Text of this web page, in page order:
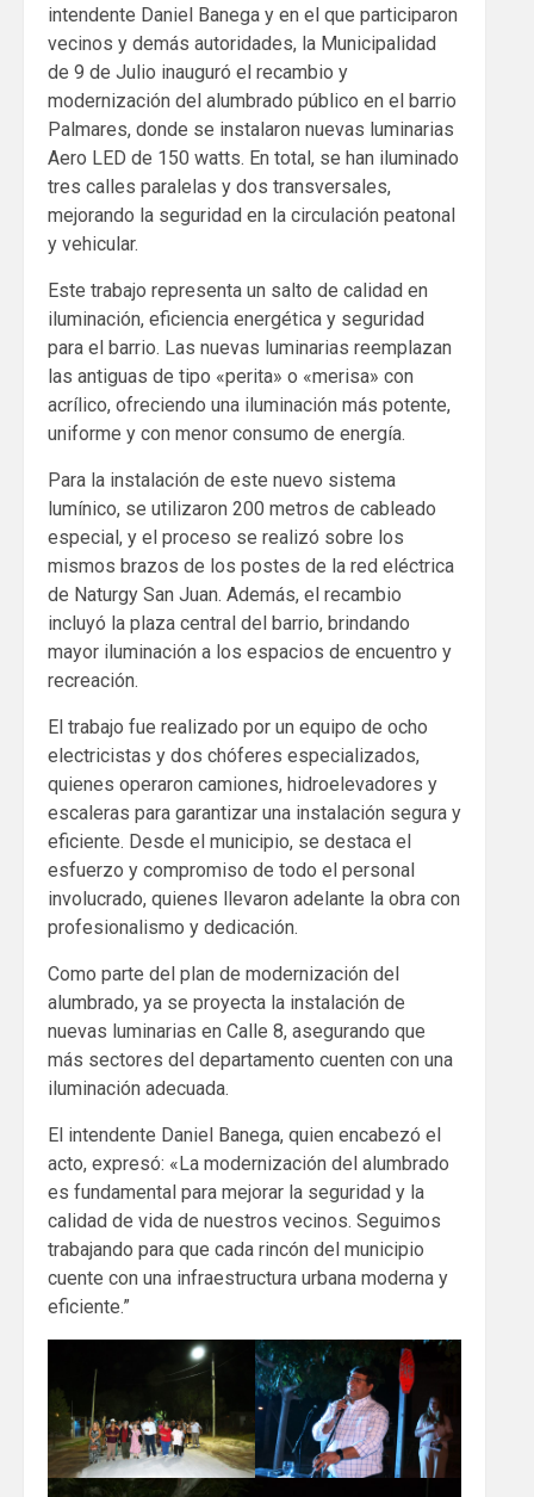
intendente Daniel Banega y en el que participaron
vecinos y demás autoridades, la Municipalidad
de 9 de Julio inauguró el recambio y
modernización del alumbrado público en el barrio
Palmares, donde se instalaron nuevas luminarias
Aero LED de 150 watts. En total, se han iluminado
tres calles paralelas y dos transversales,
mejorando la seguridad en la circulación peatonal
y vehicular.
Este trabajo representa un salto de calidad en
iluminación, eficiencia energética y seguridad
para el barrio. Las nuevas luminarias reemplazan
las antiguas de tipo «perita» o «merisa» con
acrílico, ofreciendo una iluminación más potente,
uniforme y con menor consumo de energía.
Para la instalación de este nuevo sistema
lumínico, se utilizaron 200 metros de cableado
especial, y el proceso se realizó sobre los
mismos brazos de los postes de la red eléctrica
de Naturgy San Juan. Además, el recambio
incluyó la plaza central del barrio, brindando
mayor iluminación a los espacios de encuentro y
recreación.
El trabajo fue realizado por un equipo de ocho
electricistas y dos chóferes especializados,
quienes operaron camiones, hidroelevadores y
escaleras para garantizar una instalación segura y
eficiente. Desde el municipio, se destaca el
esfuerzo y compromiso de todo el personal
involucrado, quienes llevaron adelante la obra con
profesionalismo y dedicación.
Como parte del plan de modernización del
alumbrado, ya se proyecta la instalación de
nuevas luminarias en Calle 8, asegurando que
más sectores del departamento cuenten con una
iluminación adecuada.
El intendente Daniel Banega, quien encabezó el
acto, expresó: «La modernización del alumbrado
es fundamental para mejorar la seguridad y la
calidad de vida de nuestros vecinos. Seguimos
trabajando para que cada rincón del municipio
cuente con una infraestructura urbana moderna y
eficiente.”